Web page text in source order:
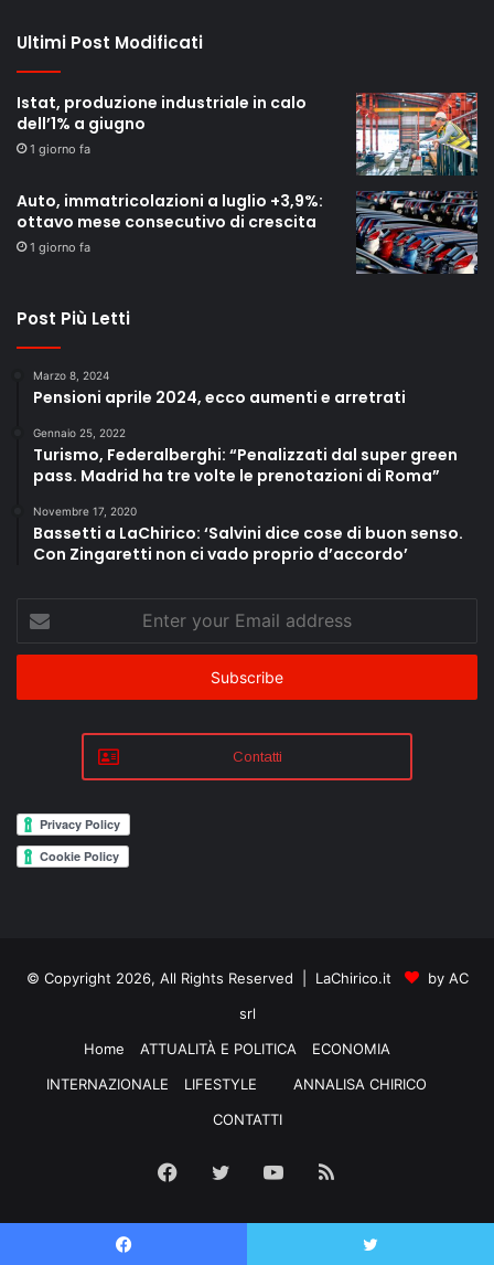
Ultimi Post Modificati
Istat, produzione industriale in calo
dell’1% a giugno
1 giorno fa
Auto, immatricolazioni a luglio +3,9%:
ottavo mese consecutivo di crescita
1 giorno fa
Post Più Letti
Marzo 8, 2024
Pensioni aprile 2024, ecco aumenti e arretrati
Gennaio 25, 2022
Turismo, Federalberghi: “Penalizzati dal super green
pass. Madrid ha tre volte le prenotazioni di Roma”
Novembre 17, 2020
Bassetti a LaChirico: ‘Salvini dice cose di buon senso.
Con Zingaretti non ci vado proprio d’accordo’
Enter
your
Email
Contatti
© Copyright 2026, All Rights Reserved | LaChirico.it
by AC
srl
Home
ATTUALITÀ E POLITICA
ECONOMIA
INTERNAZIONALE
LIFESTYLE
ANNALISA CHIRICO
CONTATTI
Facebook
Twitter YouTube